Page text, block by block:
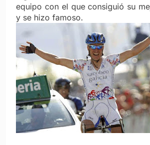
equipo con el que consiguió su
y se hizo famoso.